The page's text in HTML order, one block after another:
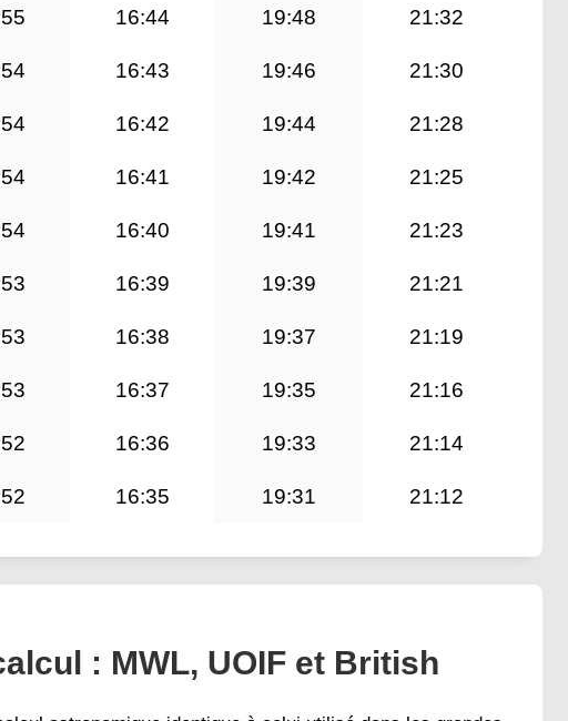
16:44 19:48 21:32
16:43 19:46 21:30
16:42 19:44 21:28
16:41 19:42 21:25
16:40 19:41 21:23
16:39 19:39 21:21
16:38 19:37 21:19
16:37 19:35 21:16
16:36 19:33 21:14
16:35 19:31 21:12
: MWL, UOIF et British